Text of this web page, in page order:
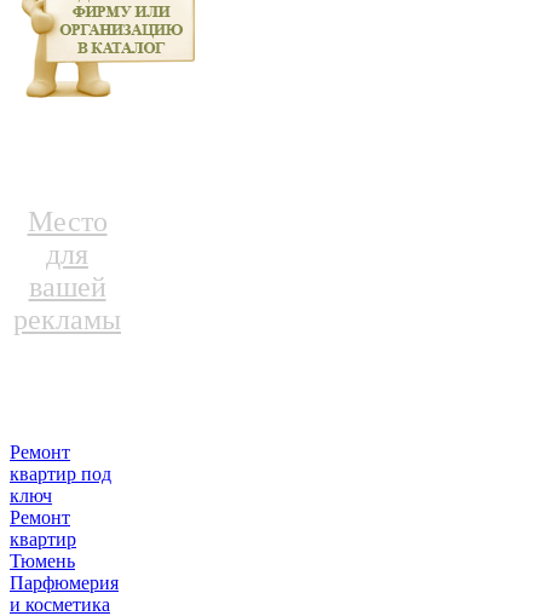
Место
для
вашей
рекламы
Ремонт
квартир под
ключ
Ремонт
квартир
Тюмень
Парфюмерия
и косметика